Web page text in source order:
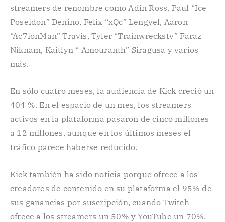
streamers de renombre como Adin Ross, Paul “Ice
Poseidon” Denino, Felix “xQc” Lengyel, Aaron
“Ac7ionMan” Travis, Tyler “Trainwreckstv” Faraz
Niknam, Kaitlyn “ Amouranth” Siragusa y varios
más.
En sólo cuatro meses, la audiencia de Kick creció un
404 %. En el espacio de un mes, los streamers
activos en la plataforma pasaron de cinco millones
a 12 millones, aunque en los últimos meses el
tráfico parece haberse reducido.
Kick también ha sido noticia porque ofrece a los
creadores de contenido en su plataforma el 95% de
sus ganancias por suscripción, cuando Twitch
ofrece a los streamers un 50% y YouTube un 70%.